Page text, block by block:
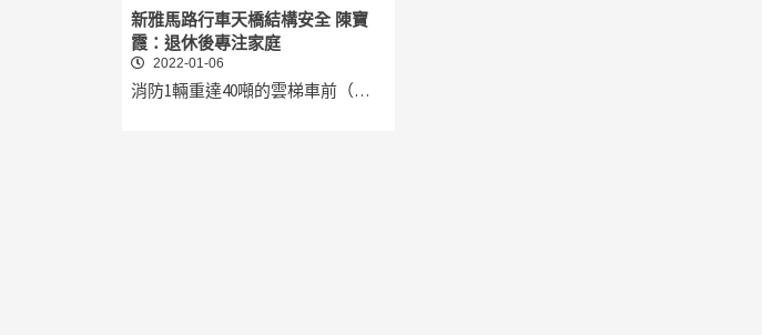
新雅馬路行車天橋結構安全 陳寶
霞：退休後專注家庭
2022-01-06
消防1輛重達40噸的雲梯車前（…